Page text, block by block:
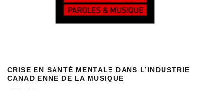
CRISE EN SANTÉ MENTALE DANS L’INDUSTRIE
CANADIENNE DE LA MUSIQUE